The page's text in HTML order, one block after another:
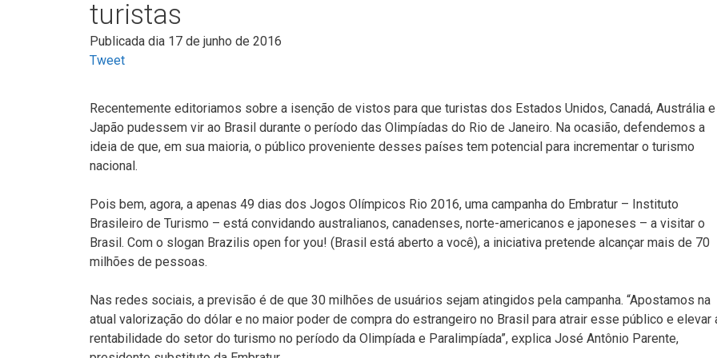
turistas
Publicada dia 17 de junho de 2016
Tweet
Recentemente editoriamos sobre a isenção de vistos para que turistas dos Estados Unidos, Canadá, Austrália e
Japão pudessem vir ao Brasil durante o período das Olimpíadas do Rio de Janeiro. Na ocasião, defendemos a
ideia de que, em sua maioria, o público proveniente desses países tem potencial para incrementar o turismo
nacional.
Pois bem, agora, a apenas 49 dias dos Jogos Olímpicos Rio 2016, uma campanha do Embratur – Instituto
Brasileiro de Turismo – está convidando australianos, canadenses, norte-americanos e japoneses – a visitar o
Brasil. Com o slogan Brazilis open for you! (Brasil está aberto a você), a iniciativa pretende alcançar mais de 70
milhões de pessoas.
Nas redes sociais, a previsão é de que 30 milhões de usuários sejam atingidos pela campanha. “Apostamos na
atual valorização do dólar e no maior poder de compra do estrangeiro no Brasil para atrair esse público e elevar
rentabilidade do setor do turismo no período da Olimpíada e Paralimpíada”, explica José Antônio Parente,